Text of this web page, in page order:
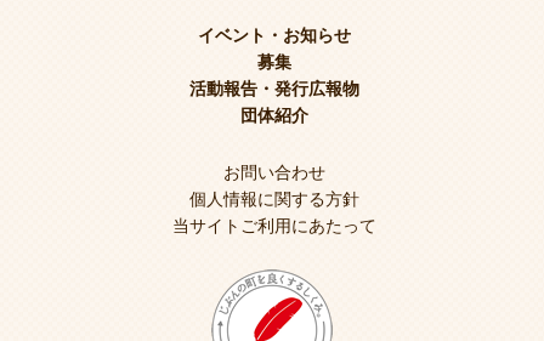
イベント・お知らせ
募集
活動報告・発行広報物
団体紹介
お問い合わせ
個人情報に関する方針
当サイトご利用にあたって